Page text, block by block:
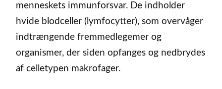
menneskets immunforsvar. De indholder
hvide blodceller (lymfocytter), som overvåger
indtrængende fremmedlegemer og
organismer, der siden opfanges og nedbrydes
af celletypen makrofager.